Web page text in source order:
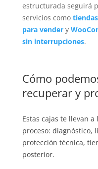
estructurada seguirá
servicios como
para vendery
sin interrupciones.
Cómo
recuperar y
Estas cajas te llevan
proceso: diagnóstico,
protección técnica,
posterior.